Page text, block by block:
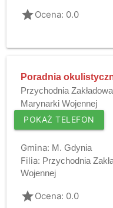
gradeOcena: 0.0
Poradnia
Przychodnia
Marynarki Wojennej
POKAŻ TELEFON
Gmina: M. Gdynia
Filia: Przychodnia
Wojennej
gradeOcena: 0.0